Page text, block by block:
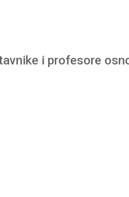
i profesore